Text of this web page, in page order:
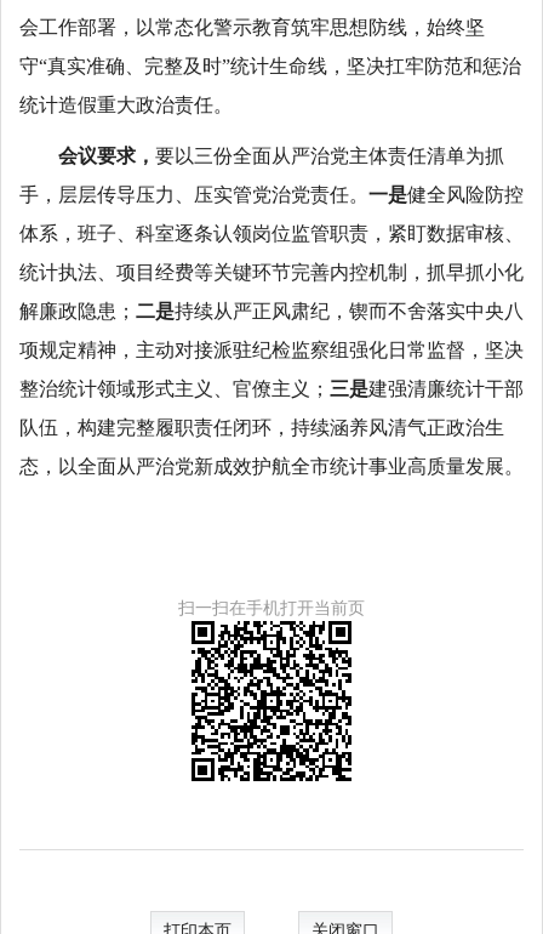
会工作部署，以常态化警示教育筑牢思想防线，始终坚
守“真实准确、完整及时”统计生命线，坚决扛牢防范和惩治
统计造假重大政治责任。
会议要求， 要以三份全面从严治党主体责任清单为抓
手，层层传导压力、压实管党治党责任。 一是健全风险防控
体系，班子、科室逐条认领岗位监管职责，紧盯数据审核、
统计执法、项目经费等关键环节完善内控机制，抓早抓小化
解廉政隐患； 二是持续从严正风肃纪，锲而不舍落实中央八
项规定精神，主动对接派驻纪检监察组强化日常监督，坚决
整治统计领域形式主义、官僚主义； 三是建强清廉统计干部
队伍，构建完整履职责任闭环，持续涵养风清气正政治生
态，以全面从严治党新成效护航全市统计事业高质量发展。
扫一扫在手机打开当前页
打印本页 关闭窗口